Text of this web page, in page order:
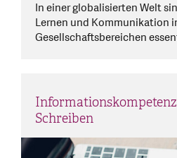
In einer globalisierten Welt
Lernen und Kommunikation
Gesellschaftsbereichen
Schreiben